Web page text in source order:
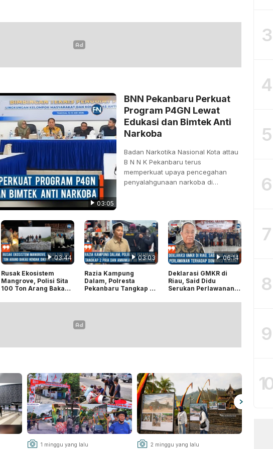
03:05
BNN Pekanbaru Perkuat
Program P4GN Lewat
Edukasi dan Bimtek Anti
Narkoba
Badan Narkotika Nasional Kota attau
B N N K Pekanbaru terus
memperkuat upaya pencegahan
penyalahgunaan narkoba di
03:44
Rusak Ekosistem
Mangrove, Polisi Sita
100 Ton Arang Bakau
Malaysia
03:03
Razia Kampung
Dalam, Polresta
Pekanbaru Tangkap 2
N4rkotik4
06:14
Deklarasi GMKR di
Riau, Said Didu
Serukan Perlawanan
Oligarki
1 minggu yang lalu 2 minggu yang lalu
3
4
5
6
7
8
9
10